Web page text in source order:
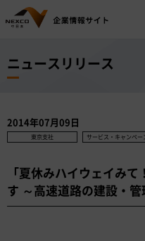
ニュースリリース
2014年07月09日
東京支社 サービス・キャンペー
「夏休みハイウェイみ
す ～高速道路の建設・